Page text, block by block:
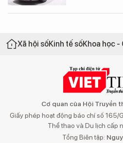
Xã hội sốKinh tế sốKhoa học -
Cơ quan của Hội Truyền
Giấy phép hoạt động báo chí số 165/
Thể thao và Du lịch cấp
Tổng Biên tập: